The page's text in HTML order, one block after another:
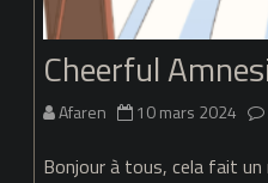
Cheerful
Afaren 10 mars 2024
Bonjour à tous, cela fait un